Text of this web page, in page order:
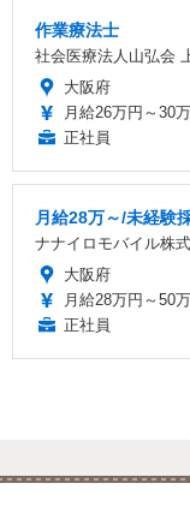
作業療法士
社会医療法人山弘会
大阪府
月給26万円～30
正社員
月給28万～/未経験
ナナイロモバイル株
大阪府
月給28万円～50
正社員